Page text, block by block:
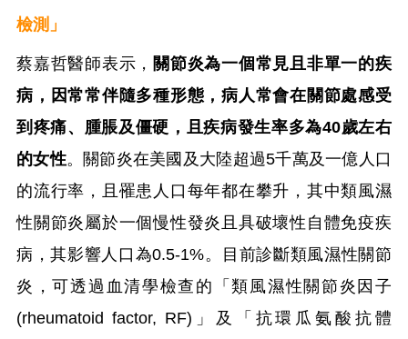
檢測」
蔡嘉哲醫師表示， 關節炎為一個常見且非單一的疾
病，因常常伴隨多種形態，病人常會在關節處感受
到疼痛、腫脹及僵硬，且疾病發生率多為40歲左右
的女性。關節炎在美國及大陸超過5千萬及一億人口
的流行率，且罹患人口每年都在攀升，其中類風濕
性關節炎屬於一個慢性發炎且具破壞性自體免疫疾
病，其影響人口為0.5-1%。目前診斷類風濕性關節
炎，可透過血清學檢查的「類風濕性關節炎因子
(rheumatoid factor, RF)」及「抗環瓜氨酸抗體